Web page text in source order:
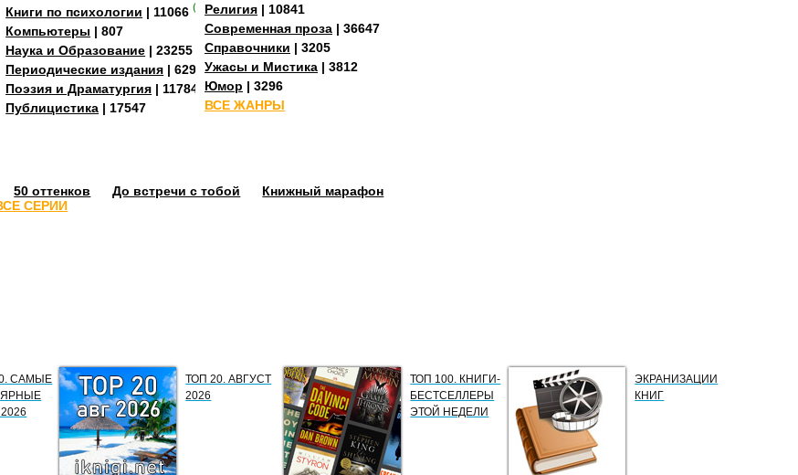
Книги по психологии | 11066 (+3)
Компьютеры | 807
Наука и Образование | 23255
Периодические издания | 629
Поэзия и Драматургия | 11784
Публицистика | 17547
Религия | 10841
Современная проза | 36647
Справочники | 3205
Ужасы и Мистика | 3812
Юмор | 3296
ВСЕ ЖАНРЫ
50 оттенков До встречи с тобой
Книжный марафон
СЕРИИ
САМЫЕ
ТОП 20. АВГУСТ
2026
ТОП 100. КНИГИ-
БЕСТСЕЛЛЕРЫ
ЭТОЙ НЕДЕЛИ
ЭКРАНИЗАЦИИ
КНИГ